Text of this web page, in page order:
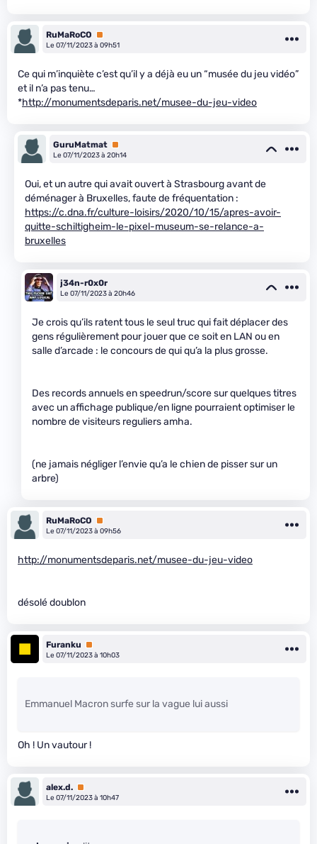
RuMaRoCO
Premium
Le 07/11/2023 à 09h51
Ce qui m’inquiète c’est qu’il y a déjà eu un “musée du jeu vidéo”
et il n’a pas tenu…
*http://monumentsdeparis.net/musee-du-jeu-video
GuruMatmat Premium
Le 07/11/2023 à 20h14
Oui, et un autre qui avait ouvert à Strasbourg avant de
déménager à Bruxelles, faute de fréquentation :
https://c.dna.fr/culture-loisirs/2020/10/15/apres-avoir-
quitte-schiltigheim-le-pixel-museum-se-relance-a-
bruxelles
j34n-r0x0r
Le 07/11/2023 à 20h46
Je crois qu’ils ratent tous le seul truc qui fait déplacer des
gens régulièrement pour jouer que ce soit en LAN ou en
salle d’arcade : le concours de qui qu’a la plus grosse.
Des records annuels en speedrun/score sur quelques titres
avec un affichage publique/en ligne pourraient optimiser le
nombre de visiteurs reguliers amha.
(ne jamais négliger l’envie qu’a le chien de pisser sur un
arbre)
RuMaRoCO
Premium
Le 07/11/2023 à 09h56
http://monumentsdeparis.net/musee-du-jeu-video
désolé doublon
Furanku
Premium
Le 07/11/2023 à 10h03
Emmanuel Macron surfe sur la vague lui aussi
Oh ! Un vautour !
alex.d. Premium
Le 07/11/2023 à 10h47